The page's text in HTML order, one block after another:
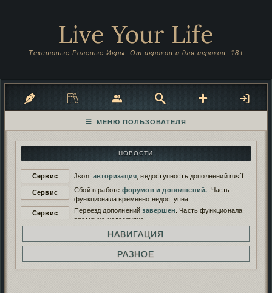
Live Your Life
Текстовые Ролевые Игры. От игроков и для игроков. 18+
НОВОСТИ
Сервис Json,авторизация , недоступность дополнений rusff.
Сервис Сбой в работе форумов и дополнений. . Часть
функционала временно недоступна.
Сервис
Переезд дополненийзавершен . Часть функционала
временно недоступна.
Переезд дополнений нановый сервер
будет временно недоступен.
Работа дополнений восстановлена. И снова
сломана...
НАВИГАЦИЯ
РАЗНОЕ